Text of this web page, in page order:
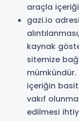
araçla
gazi.io
kaynak
sitemize
mümkündür.
içeriğin
vakıf
edilmesi